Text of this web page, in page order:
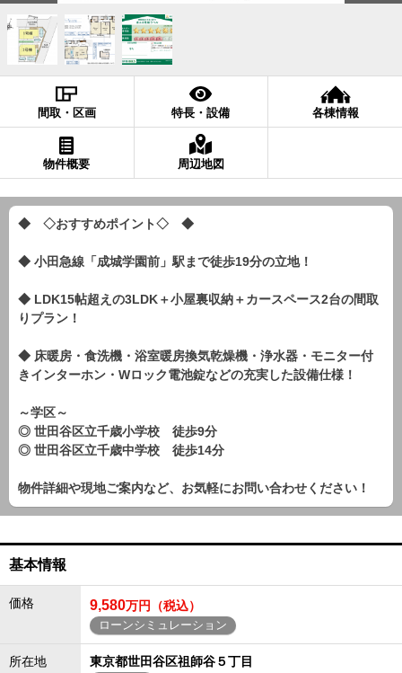
間取・区画 特長・設備 各棟情報
物件概要 周辺地図
◆ ◇おすすめポイント◇ ◆
◆ 小田急線「成城学園前」駅まで徒歩19分の立地！
◆ LDK15帖超えの3LDK＋小屋裏収納＋カースペース2台の間取
りプラン！
◆ 床暖房・食洗機・浴室暖房換気乾燥機・浄水器・モニター付
きインターホン・Wロック電池錠などの充実した設備仕様！
～学区～
◎ 世田谷区立千歳小学校 徒歩9分
◎ 世田谷区立千歳中学校 徒歩14分
物件詳細や現地ご案内など、お気軽にお問い合わせください！
基本情報
価格 9,580万円（税込）
ローンシミュレーション
所在地 東京都世田谷区祖師谷５丁目